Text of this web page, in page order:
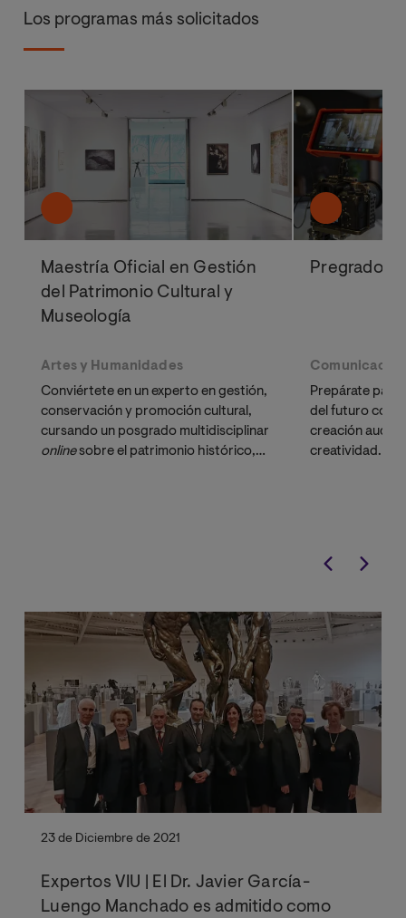
Los programas más solicitados
Maestría Oficial en Gestión
del Patrimonio Cultural y
Museología
Artes y Humanidades
Conviértete en un experto en gestión,
conservación y promoción cultural,
cursando un posgrado multidisciplinar
online sobre el patrimonio histórico,
Pregrado
Comunicación
Prepárate para
del futuro
creación
creatividad.
23 de Diciembre de 2021
Expertos VIU | El Dr. Javier García-
Luengo Manchado es admitido como